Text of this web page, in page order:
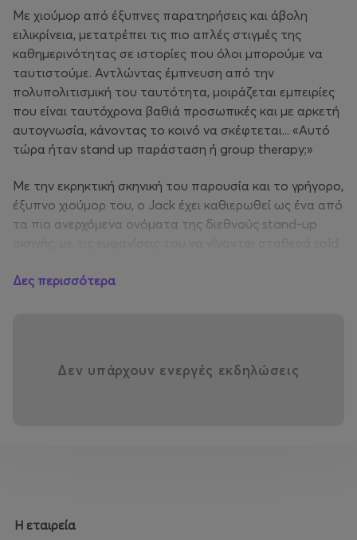
Με χιούμορ από έξυπνες παρατηρήσεις και άβολη
ειλικρίνεια, μετατρέπει τις πιο απλές στιγμές της
καθημερινότητας σε ιστορίες που όλοι μπορούμε να
ταυτιστούμε. Αντλώντας έμπνευση από την
πολυπολιτισμική του ταυτότητα, μοιράζεται εμπειρίες
που είναι ταυτόχρονα βαθιά προσωπικές και με αρκετή
αυτογνωσία, κάνοντας το κοινό να σκέφτεται... «Αυτό
τώρα ήταν stand up παράσταση ή group therapy;»
Με την εκρηκτική σκηνική του παρουσία και το γρήγορο,
έξυπνο χιούμορ του, ο Jack έχει καθιερωθεί ως ένα από
τα πιο ανερχόμενα ονόματα της διεθνούς stand-up
οποίες έχει εμφανιστεί συγκαταλέγονται το “Netflix Is A
Δες περισσότερα
Δεν υπάρχουν ενεργές εκδηλώσεις
Η εταιρεία